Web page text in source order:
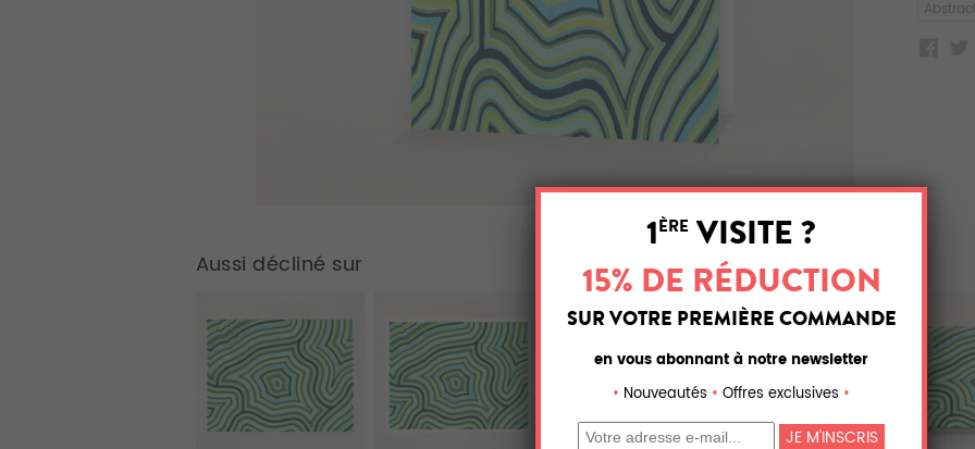
Aussi décliné sur